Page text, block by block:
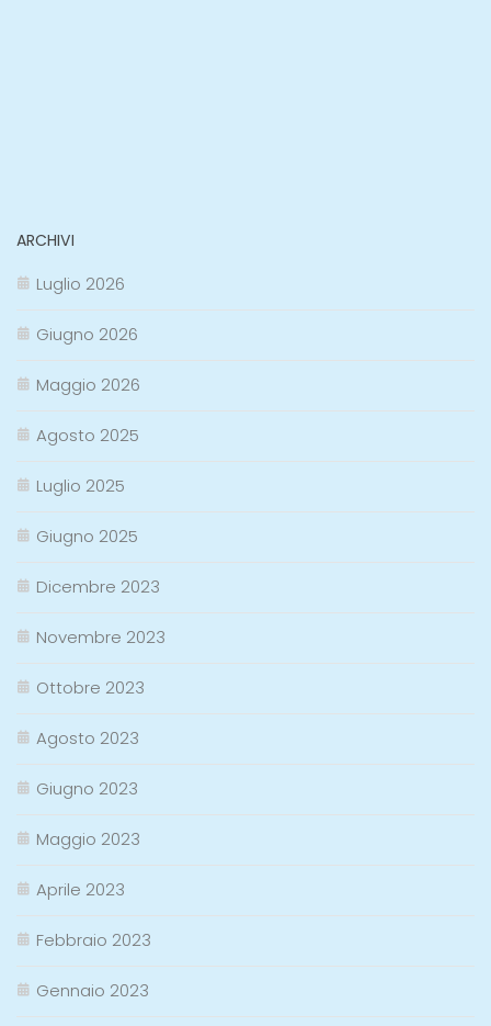
ARCHIVI
Luglio 2026
Giugno 2026
Maggio 2026
Agosto 2025
Luglio 2025
Giugno 2025
Dicembre 2023
Novembre 2023
Ottobre 2023
Agosto 2023
Giugno 2023
Maggio 2023
Aprile 2023
Febbraio 2023
Gennaio 2023